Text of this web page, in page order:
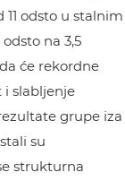
11 odsto u stalnim
na 3,5
će rekordne
i slabljenje
grupe iza
su
strukturna